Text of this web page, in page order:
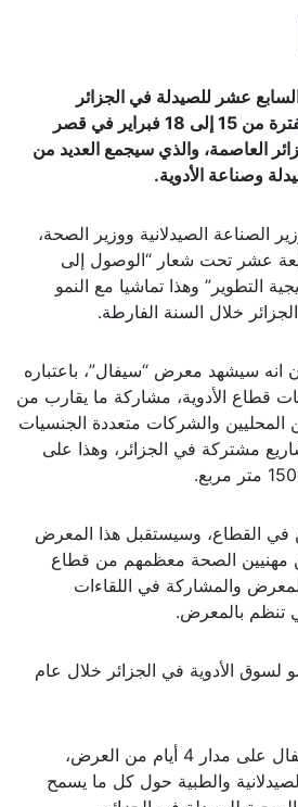
عشر للصيدلة في الجزائر
) في الفترة من 15 إلى 18 فبراير في قصر
العاصمة، والذي سيجمع العديد من
وصناعة الأدوية.
الصناعة الصيدلانية ووزير الصحة،
عشر تحت شعار “الوصول إلى
التطوير” وهذا تماشيا مع النمو
خلال السنة الفارطة.
انه سيشهد معرض “سيفال”، باعتباره
قطاع الأدوية، مشاركة ما يقارب من
المحليين والشركات متعددة الجنسيات
مشتركة في الجزائر، وهذا على
في القطاع، وسيستقبل هذا المعرض
يقل عن 10000 من مهنيين الصحة معظمهم من قطاع
والمشاركة في اللقاءات
تنظم بالمعرض.
لسوق الأدوية في الجزائر خلال عام
وسيتم تنظيم صالون سيفال على مدار 4 أيام من العرض،
والطبية حول كل ما يسمح